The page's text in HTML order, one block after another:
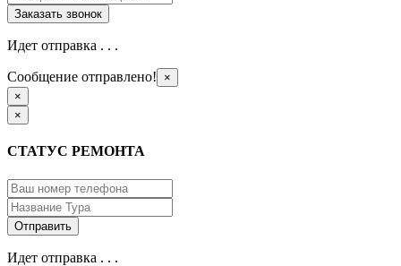
Идет отправка . . .
Сообщение отправлено!
×
×
×
СТАТУС РЕМОНТА
Идет отправка . . .